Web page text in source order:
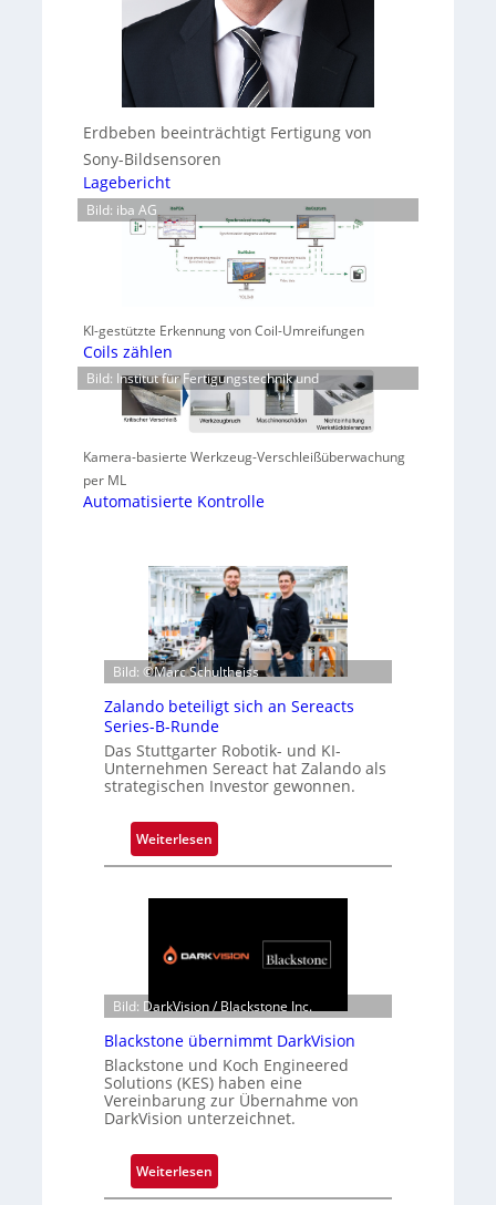
Erdbeben beeinträchtigt Fertigung von
Sony-Bildsensoren
Lagebericht
Bild: iba AG
KI-gestützte Erkennung von Coil-Umreifungen
Coils zählen
Bild: Institut für Fertigungstechnik und
Kamera-basierte Werkzeug-Verschleißüberwachung
per ML
Automatisierte Kontrolle
Bild: ©Marc Schultheiss
Zalando beteiligt sich an Sereacts
Series-B-Runde
Das Stuttgarter Robotik- und KI-
Unternehmen Sereact hat Zalando als
strategischen Investor gewonnen.
Weiterlesen
Z
n
o
b
e
t
e
i
g
Bild: DarkVision / Blackstone Inc.
Blackstone übernimmt DarkVision
Blackstone und Koch Engineered
Solutions (KES) haben eine
Vereinbarung zur Übernahme von
DarkVision unterzeichnet.
Weiterlesen
B